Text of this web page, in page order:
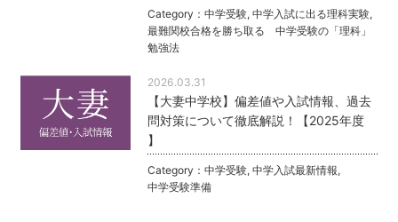
Category：中学受験,中学入試に出る理科実験,
最難関校合格を勝ち取る 中学受験の「理科」
勉強法
2026.03.31
【大妻中学校】偏差値や入試情報、過去
問対策について徹底解説！【2025年度
】
Category：中学受験,中学入試最新情報,
中学受験準備